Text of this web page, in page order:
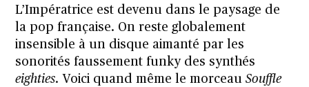
L’Impératrice est devenu dans le paysage de
la pop française. On reste globalement
insensible à un disque aimanté par les
sonorités faussement funky des synthés
eighties. Voici quand même le morceauSouffle